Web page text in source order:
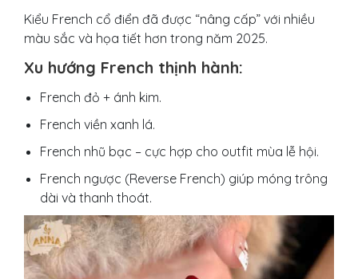
Kiểu French cổ điển đã được “nâng cấp” với nhiều
màu sắc và họa tiết hơn trong năm 2025.
Xu hướng French thịnh hành:
French đỏ + ánh kim.
French viền xanh lá.
French nhũ bạc – cực hợp cho outfit mùa lễ hội.
French ngược (Reverse French) giúp móng trông
dài và thanh thoát.